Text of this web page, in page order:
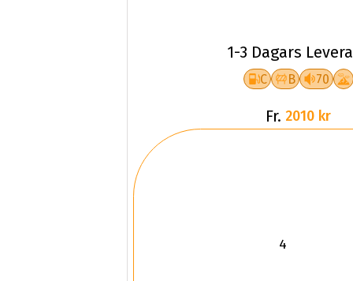
1-3 Dagars
C B 70
Fr. 2010 kr